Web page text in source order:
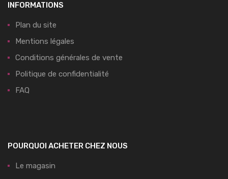
INFORMATIONS
Plan du site
Mentions légales
Conditions générales de vente
Politique de confidentialité
FAQ
POURQUOI ACHETER CHEZ NOUS
Le magasin